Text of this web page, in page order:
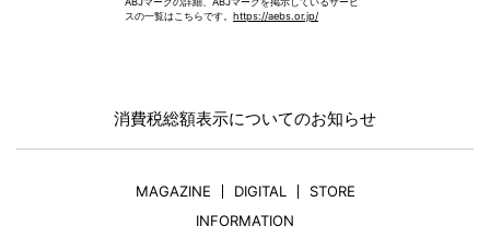
スの一覧はこちらです。 https://aebs.or.jp/
消費税総額表示についてのお知らせ
MAGAZINE DIGITAL
STORE
INFORMATION